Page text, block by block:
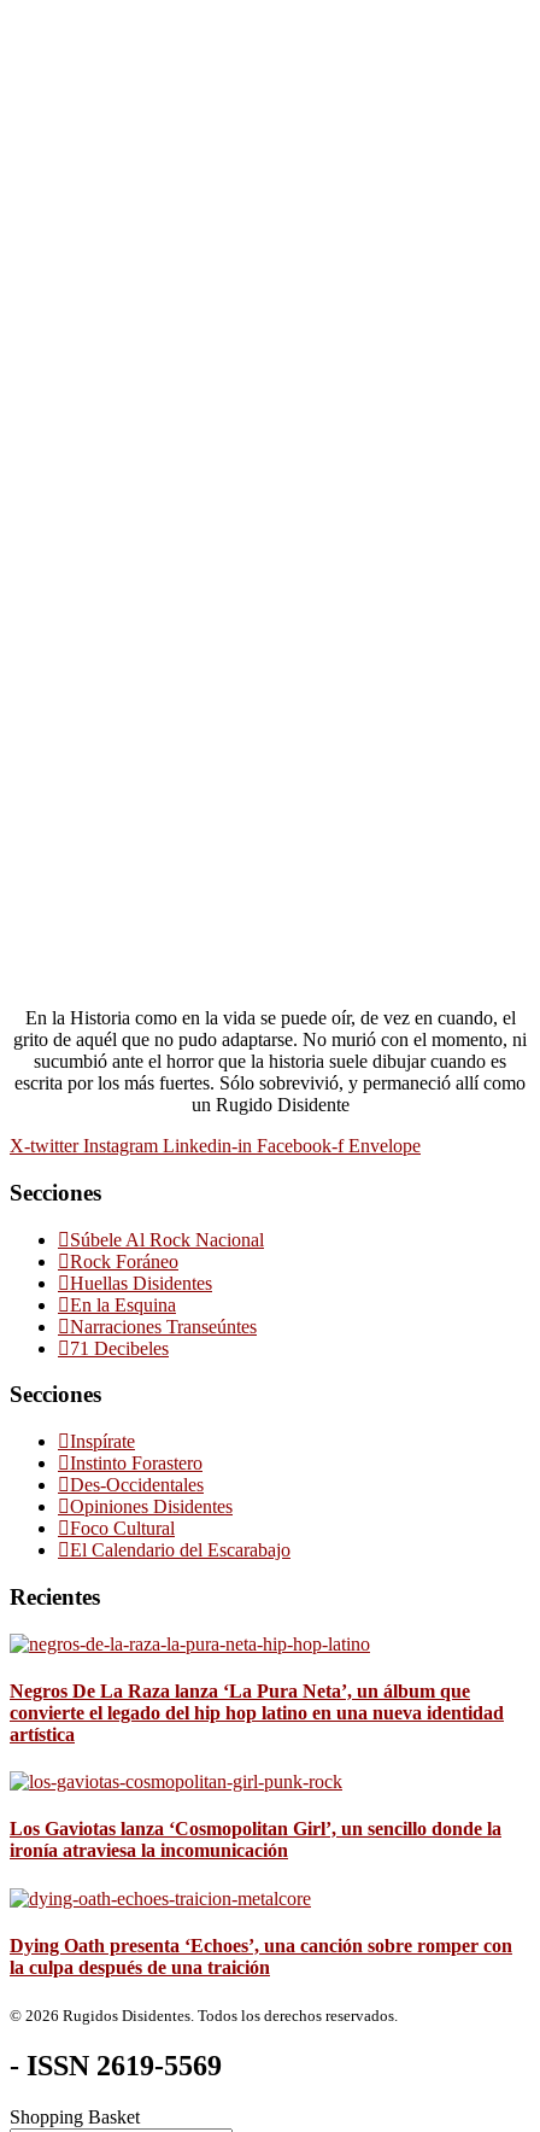
En la Historia como en la vida se puede oír, de vez en cuando, el
grito de aquél que no pudo adaptarse. No murió con el momento, ni
sucumbió ante el horror que la historia suele dibujar cuando es
escrita por los más fuertes. Sólo sobrevivió, y permaneció allí como
un Rugido Disidente
X-twitter Instagram Linkedin-in Facebook-f Envelope
Secciones
Súbele Al Rock Nacional
Rock Foráneo
Huellas Disidentes
En la Esquina
Narraciones Transeúntes
71 Decibeles
Secciones
Inspírate
Instinto Forastero
Des-Occidentales
Opiniones Disidentes
Foco Cultural
El Calendario del Escarabajo
Recientes
Negros De La Raza lanza ‘La Pura Neta’, un álbum que
convierte el legado del hip hop latino en una nueva identidad
artística
Los Gaviotas lanza ‘Cosmopolitan Girl’, un sencillo donde la
ironía atraviesa la incomunicación
Dying Oath presenta ‘Echoes’, una canción sobre romper con
la culpa después de una traición
© 2026 Rugidos Disidentes. Todos los derechos reservados.
- ISSN 2619-5569
Shopping Basket